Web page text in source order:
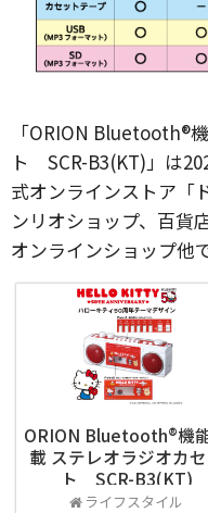
「ORION Bluetooth®
ト SCR-B3(KT)」は
式オンラインストア「
ンリオショップ、百貨
オンラインショップ他
ORION Bluetooth®機
載 ステレオラジオカ
ト SCR-B3(KT)
ライフスタイル